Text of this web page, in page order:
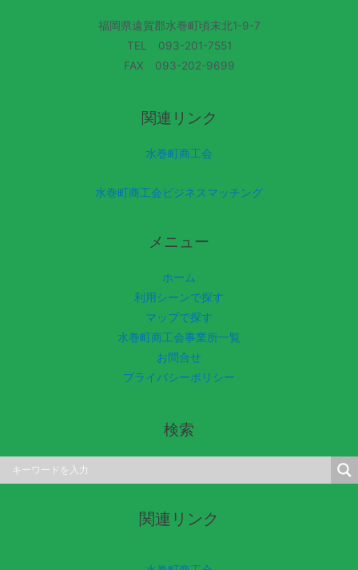
福岡県遠賀郡水巻町頃末北1-9-7
TEL 093-201-7551
FAX 093-202-9699
関連リンク
水巻町商工会
水巻町商工会ビジネスマッチング
メニュー
ホーム
利用シーンで探す
マップで探す
水巻町商工会事業所一覧
お問合せ
プライバシーポリシー
検索
関連リンク